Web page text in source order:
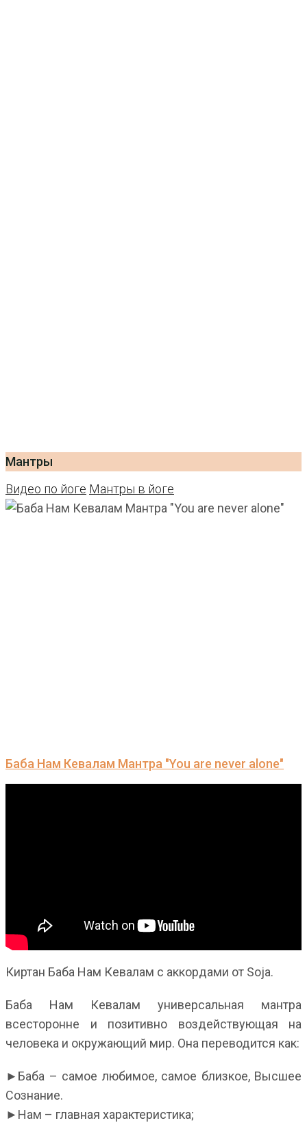
Мантры
Видео по йоге Мантры в йоге
Баба Нам Кевалам Мантра "You are never alone"
Киртан Баба Нам Кевалам с аккордами от Soja.
Баба Нам Кевалам универсальная мантра
всесторонне и позитивно воздействующая на
человека и окружающий мир. Она переводится как:
►Баба – самое любимое, самое близкое, Высшее
Сознание.
►Нам – главная характеристика;